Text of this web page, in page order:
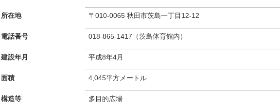
所在地 〒010-0065 秋田市茨島一丁目12-12
電話番号 018-865-1417（茨島体育館内）
建設年月 平成8年4月
面積 4,045平方メートル
構造等 多目的広場